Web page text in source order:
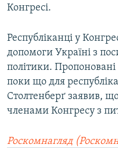
Конгресі.
Республіканці у
допомоги Україні з
політики.
поки що для
Столтенберґ заявив,
членами Конгресу з
Роскомнагляд